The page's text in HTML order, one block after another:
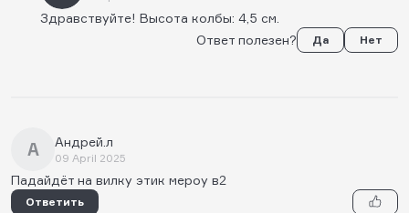
Здравствуйте! Высота колбы: 4,5 см.
Ответ полезен?
Да Нет
А Андрей.л
09 April 2025
Падайдёт на вилку этик мероу в2
Ответить